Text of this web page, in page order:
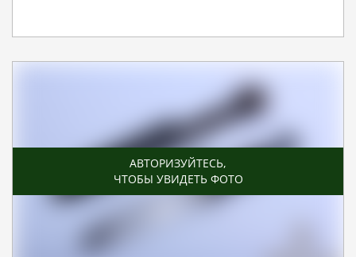
АВТОРИЗУЙТЕСЬ,
ЧТОБЫ УВИДЕТЬ ФОТО